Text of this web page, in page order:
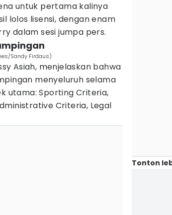
untuk pertama kalinya
lolos lisensi, dengan enam
dalam sesi jumpa pers.
Sandy Firdaus)
Asiah, menjelaskan bahwa
menyeluruh selama
utama: Sporting Criteria,
Criteria, Legal
Tonton